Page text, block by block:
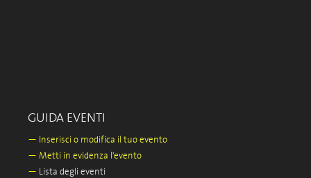
GUIDA EVENTI
— Inserisci o modifica il tuo evento
— Metti in evidenza l'evento
— Lista degli eventi